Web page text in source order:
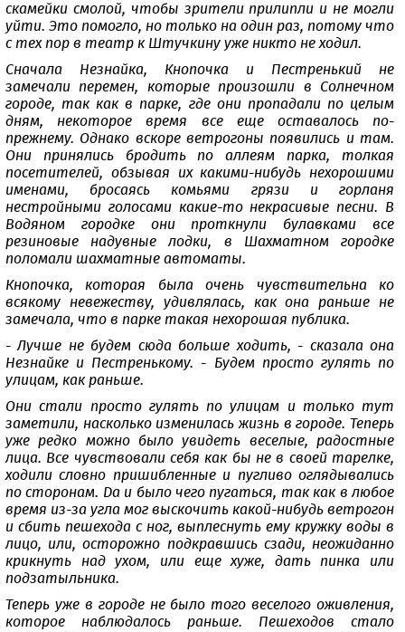
скамейки смолой, чтобы зрители прилипли и не могли
уйти. Это помогло, но только на один раз, потому что
с тех пор в театр к Штучкину уже никто не ходил.
Сначала Незнайка, Кнопочка и Пестренький не
замечали перемен, которые произошли в Солнечном
городе, так как в парке, где они пропадали по целым
дням, некоторое время все еще оставалось по-
прежнему. Однако вскоре ветрогоны появились и там.
Они принялись бродить по аллеям парка, толкая
посетителей, обзывая их какими-нибудь нехорошими
именами, бросаясь комьями грязи и горланя
нестройными голосами какие-то некрасивые песни. В
Водяном городке они проткнули булавками все
резиновые надувные лодки, в Шахматном городке
поломали шахматные автоматы.
Кнопочка, которая была очень чувствительна ко
всякому невежеству, удивлялась, как она раньше не
замечала, что в парке такая нехорошая публика.
- Лучше не будем сюда больше ходить, - сказала она
Незнайке и Пестренькому. - Будем просто гулять по
улицам, как раньше.
Они стали просто гулять по улицам и только тут
заметили, насколько изменилась жизнь в городе. Теперь
уже редко можно было увидеть веселые, радостные
лица. Все чувствовали себя как бы не в своей тарелке,
ходили словно пришибленные и пугливо оглядывались
по сторонам. Да и было чего пугаться, так как в любое
время из-за угла мог выскочить какой-нибудь ветрогон
и сбить пешехода с ног, выплеснуть ему кружку воды в
лицо, или, осторожно подкравшись сзади, неожиданно
крикнуть над ухом, или еще хуже, дать пинка или
подзатыльника.
Теперь уже в городе не было того веселого оживления,
которое наблюдалось раньше. Пешеходов стало